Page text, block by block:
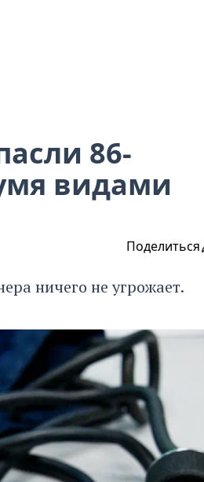
86-
видами
Поделиться
ничего не угрожает.